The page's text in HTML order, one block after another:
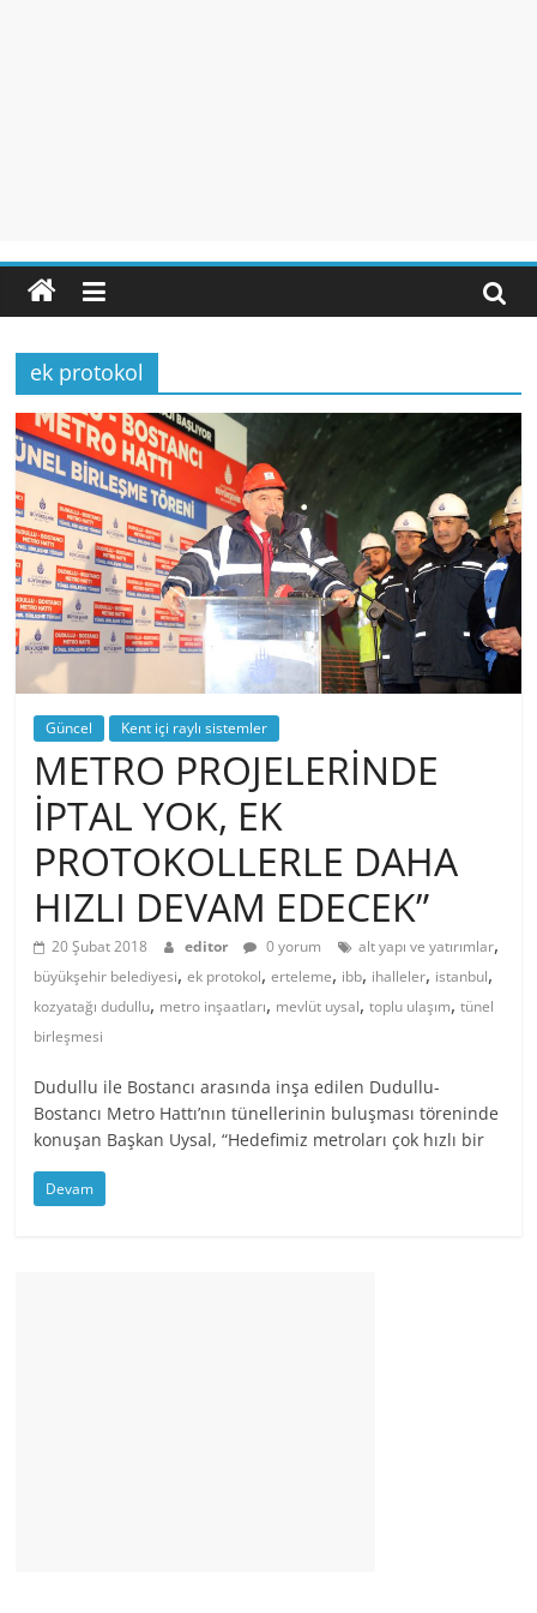
ek protokol
Güncel Kent içi raylı sistemler
METRO PROJELERİNDE
İPTAL YOK, EK
PROTOKOLLERLE DAHA
HIZLI DEVAM EDECEK”
20 Şubat 2018 editor 0 yorum alt yapı ve yatırımlar,
büyükşehir belediyesi,ek protokol,erteleme, ibb, ihalleler, istanbul,
kozyatağı dudullu, metro inşaatları, mevlüt uysal,toplu ulaşım,tünel
birleşmesi
Dudullu ile Bostancı arasında inşa edilen Dudullu-
Bostancı Metro Hattı’nın tünellerinin buluşması töreninde
konuşan Başkan Uysal, “Hedefimiz metroları çok hızlı bir
Devam